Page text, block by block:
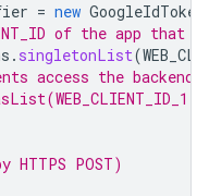
= new
of the app that
. singletonList(
access the backend:
POST)